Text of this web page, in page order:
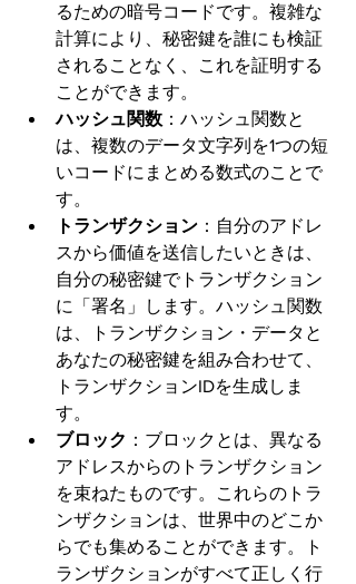
るための暗号コードです。複雑な
計算により、秘密鍵を誰にも検証
されることなく、これを証明する
ことができます。
ハッシュ関数 ：ハッシュ関数と
は、複数のデータ文字列を1つの短
いコードにまとめる数式のことで
す。
トランザクション ：自分のアドレ
スから価値を送信したいときは、
自分の秘密鍵でトランザクション
に「署名」します。ハッシュ関数
は、トランザクション・データと
あなたの秘密鍵を組み合わせて、
トランザクションIDを生成しま
す。
ブロック ：ブロックとは、異なる
アドレスからのトランザクション
を束ねたものです。これらのトラ
ンザクションは、世界中のどこか
らでも集めることができます。ト
ランザクションがすべて正しく行